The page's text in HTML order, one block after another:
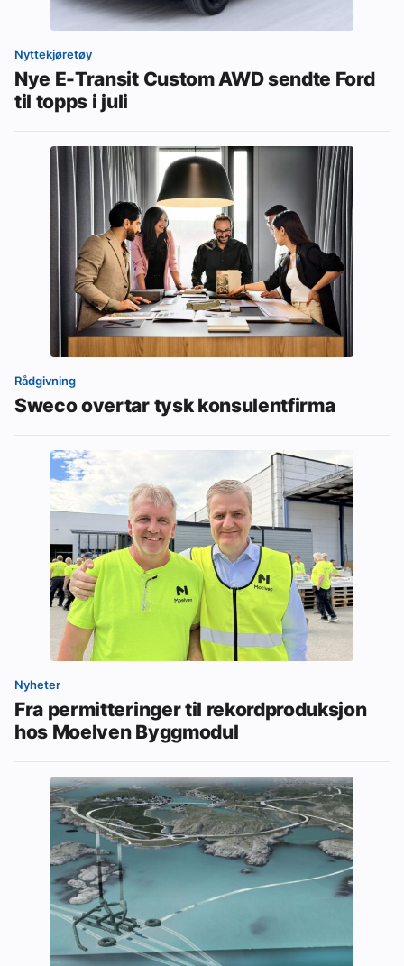
Nyttekjøretøy
Nye E-Transit Custom AWD sendte Ford
til topps i juli
Rådgivning
Sweco overtar tysk konsulentfirma
Nyheter
Fra permitteringer til rekordproduksjon
hos Moelven Byggmodul